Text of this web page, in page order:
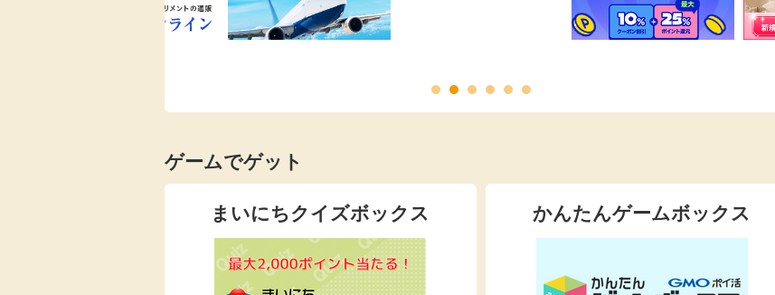
ゲームでゲット
まいにちクイズボックス かんたんゲームボックス